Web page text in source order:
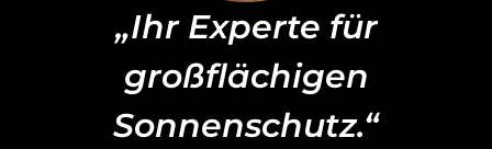
„Ihr Experte für
großflächigen
Sonnenschutz.“